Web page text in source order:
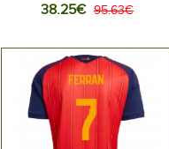
MM-kisat 2026 Lyhythihainen
38.25€ 95.63€